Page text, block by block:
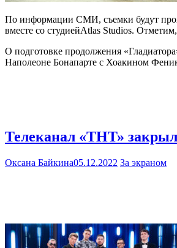
По информации СМИ, съемки будут
вместе со студиейAtlas Studios.
О подготовке продолжения
Наполеоне Бонапарте с Хоакином
Телеканал «ТНТ»
Оксана Байкина05.12.2022 За экраном